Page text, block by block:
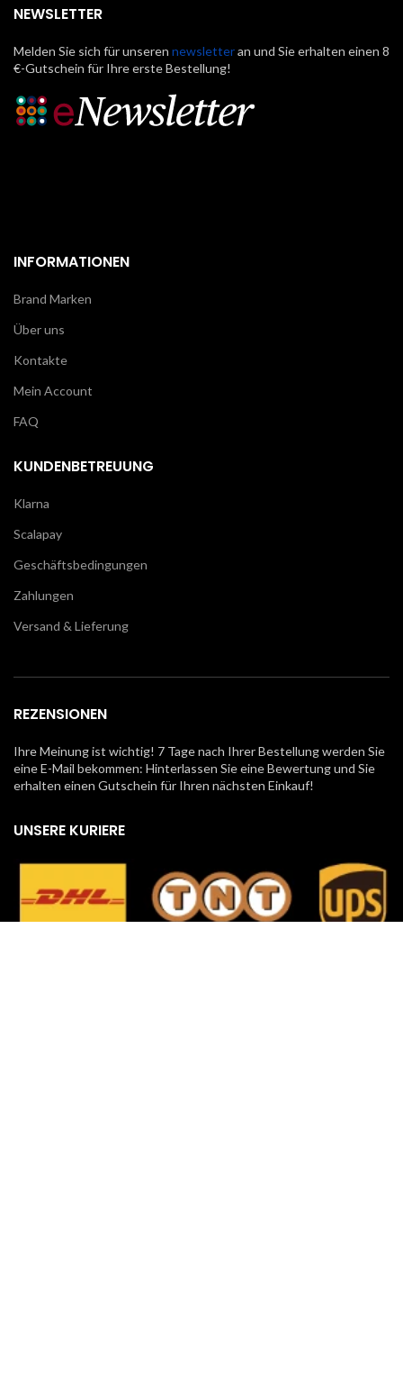
NEWSLETTER
Melden Sie sich für unseren newsletteran und Sie erhalten einen 8
€-Gutschein für Ihre erste Bestellung!
INFORMATIONEN
Brand Marken
Über uns
Kontakte
Mein Account
FAQ
KUNDENBETREUUNG
Klarna
Scalapay
Geschäftsbedingungen
Zahlungen
Versand & Lieferung
REZENSIONEN
Ihre Meinung ist wichtig! 7 Tage nach Ihrer Bestellung werden Sie
eine E-Mail bekommen: Hinterlassen Sie eine Bewertung und Sie
erhalten einen Gutschein für Ihren nächsten Einkauf!
UNSERE KURIERE